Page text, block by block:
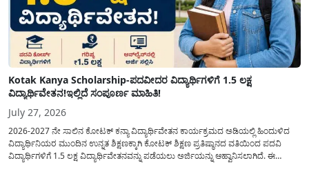
Kotak Kanya Scholarship-ಪದವೀದರ ವಿದ್ಯಾರ್ಥಿಗಳಿಗೆ 1.5 ಲಕ್ಷ
ವಿದ್ಯಾರ್ಥಿವೇತನ!ಇಲ್ಲಿದೆ ಸಂಪೂರ್ಣ ಮಾಹಿತಿ!
July 27, 2026
2026-2027 ನೇ ಸಾಲಿನ ಕೋಟಕ್ ಕನ್ಯಾ ವಿದ್ಯಾರ್ಥಿವೇತನ ಕಾರ್ಯಕ್ರಮದ ಅಡಿಯಲ್ಲಿ ಹಿಂದುಳಿದ
ವಿದ್ಯಾರ್ಥಿನಿಯರ ಮುಂದಿನ ಉನ್ನತ ಶಿಕ್ಷಣಕ್ಕಾಗಿ ಕೋಟಕ್ ಶಿಕ್ಷಣ ಪ್ರತಿಷ್ಠಾನದ ವತಿಯಿಂದ ಪದವಿ
ವಿದ್ಯಾರ್ಥಿಗಳಿಗೆ 1.5 ಲಕ್ಷ ವಿದ್ಯಾರ್ಥಿವೇತನವನ್ನು ಪಡೆಯಲು ಅರ್ಜಿಯನ್ನು ಆಹ್ವಾನಿಸಲಾಗಿದೆ. ಈ